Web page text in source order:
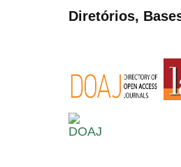
Diretórios,